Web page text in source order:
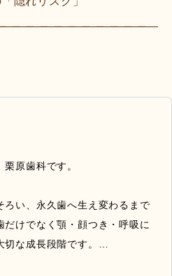
栗原歯科です。
ろい、永久歯へ生え変わるまで
だけでなく顎・顔つき・呼吸に
切な成長段階です。